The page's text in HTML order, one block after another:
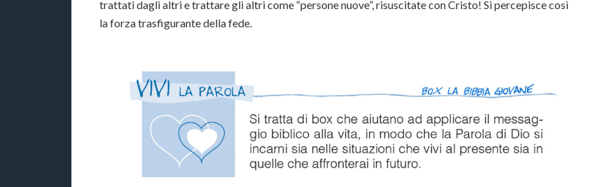
trattati dagli altri e trattare gli altri come “persone nuove”, risuscitate con Cristo! Si percepisce così
la forza trasfigurante della fede.